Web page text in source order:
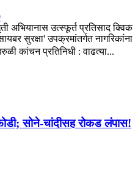
अभियानास उत्स्फूर्त प्रतिसाद क्विक
सुरक्षा' उपक्रमांतर्गत नागरिकांना
कांचन प्रतिनिधी : वाढत्या...
सोने-चांदीसह रोकड लंपास!